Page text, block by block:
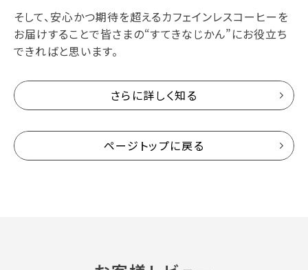
そして、安心かつ期待を超えるカフェインレスコーヒーを
お届けすることで皆さまの“すてきなじかん”にお役立ち
できればと思います。
さらに詳しく知る
ページトップに戻る